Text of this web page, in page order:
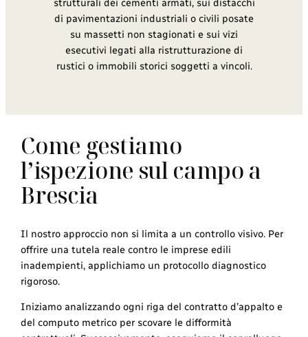
strutturali dei cementi armati, sui distacchi
di pavimentazioni industriali o civili posate
su massetti non stagionati e sui vizi
esecutivi legati alla ristrutturazione di
rustici o immobili storici soggetti a vincoli.
Come gestiamo
l’ispezione sul campo a
Brescia
Il nostro approccio non si limita a un controllo visivo. Per
offrire una tutela reale contro le imprese edili
inadempienti, applichiamo un protocollo diagnostico
rigoroso.
Iniziamo analizzando ogni riga del contratto d’appalto e
del computo metrico per scovare le difformità